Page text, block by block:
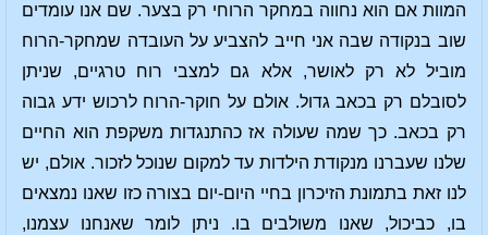
המוות אם הוא נחווה במחקר הרוחי רק בצער. שם אנו עומדים
שוב בנקודה שבה אני חייב להצביע על העובדה שמחקר-הרוח
מוביל לא רק לאושר, אלא גם למצבי רוח טרגיים, שניתן
לסובלם רק בכאב גדול. אולם על חוקר-הרוח לרכוש ידע גבוה
רק בכאב. כך שמה שעולה אז כהתנגדות משקפת הוא החיים
שלנו שעברנו מנקודת הילדות עד למקום שנוכל לזכור. אולם, יש
לנו זאת בתמונת הזיכרון בחיי היום-יום בצורה כזו שאנו נמצאים
בו, כביכול, שאנו משולבים בו. ניתן לומר שאנחנו עצמנו,